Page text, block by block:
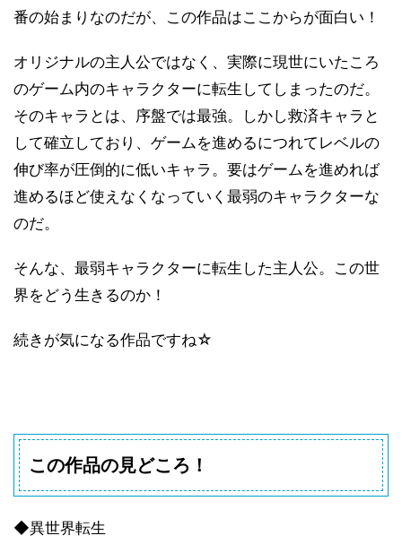
番の始まりなのだが、この作品はここからが面白い！
オリジナルの主人公ではなく、実際に現世にいたころ
のゲーム内のキャラクターに転生してしまったのだ。
そのキャラとは、序盤では最強。しかし救済キャラと
して確立しており、ゲームを進めるにつれてレベルの
伸び率が圧倒的に低いキャラ。要はゲームを進めれば
進めるほど使えなくなっていく最弱のキャラクターな
のだ。
そんな、最弱キャラクターに転生した主人公。この世
界をどう生きるのか！
続きが気になる作品ですね☆
この作品の見どころ！
◆異世界転生